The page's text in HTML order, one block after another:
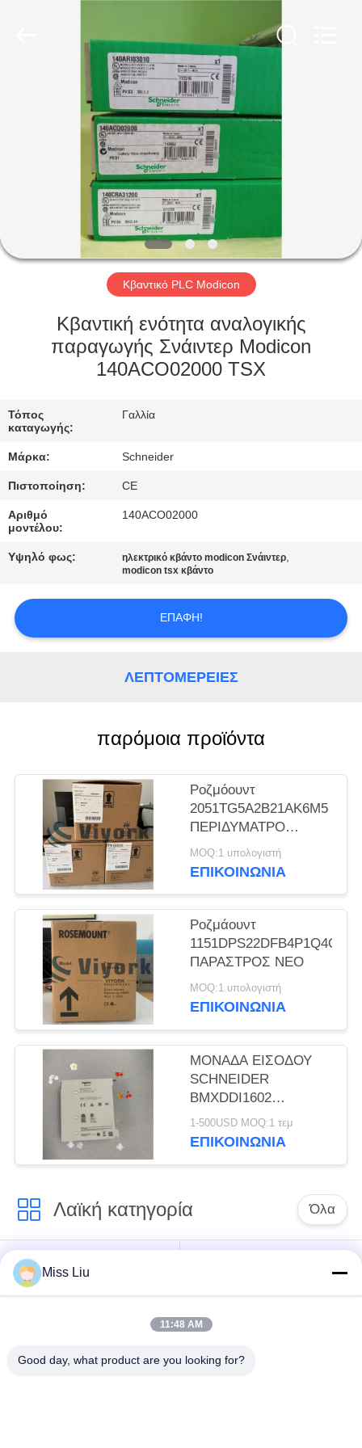
ΠΡΟΪΌΝΤΑ
ΠΕΡΊΠΟΥ
ΓΎΡΟΣ
ΕΡΓΟΣΤΑΣΊΩΝ
ΠΟΙΟΤΙΚΌΣ
ΈΛΕΓΧΟΣ
ΜΑΣ
ΕΛΆΤΕ
ΕΠΑΦΉ
ΜΕ
ΖΗΤΉΣΤΕ
ΈΝΑ
ΑΠΌΣΠΑΣΜΑ
PRIVACY
Κβαντικό PLC Modicon
Κβαντική ενότητα αναλογικής
παραγωγής Σνάιντερ Modicon
140ACO02000 TSX
Τόπος
καταγωγής:
Γαλλία
Μάρκα: Schneider
Πιστοποίηση: CE
Αριθμό
μοντέλου:
140ACO02000
Υψηλό φως: ηλεκτρικό κβάντο modicon Σνάιντερ,
modicon tsx κβάντο
ΕΠΑΦΉ!
ΛΕΠΤΟΜΈΡΕΙΕΣ
παρόμοια προϊόντα
Ροζμόουντ
2051TG5A2B21AK6M5
ΠΕΡΙΔΥΜΑΤΡΟ
ΝΕΟ&ORGINAL
MOQ:1 υπολογιστή
ΕΠΙΚΟΙΝΩΝΊΑ
Ροζμάουντ
1151DPS22DFB4P1Q4Q8
ΠΑΡΑΣΤΡΟΣ ΝΕΟ
MOQ:1 υπολογιστή
ΕΠΙΚΟΙΝΩΝΊΑ
ΜΟΝΑΔΑ ΕΙΣΟΔΟΥ
SCHNEIDER
BMXDDI1602
MODICON 2.5W
24VDC IP20 ΝΕΟ
1-500USD MOQ:1 τεμ
ΕΠΙΚΟΙΝΩΝΊΑ
Λαϊκή κατηγορία Όλα
αυτοκινήτων
βιομηχανικής
σερβομηχανισμό
με κινητήρα
Βιομηχανικά σερβο
εναλλασσόμενου
Miss Liu
11:48 AM
Good day, what product are you looking for?